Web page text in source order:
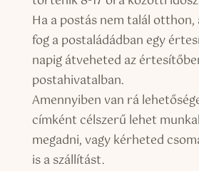
Ha a postás nem talál
fog a postaládádban egy
napig átveheted az
postahivatalban.
Amennyiben van rá
címként célszerű lehet
megadni, vagy kérheted
is a szállítást.